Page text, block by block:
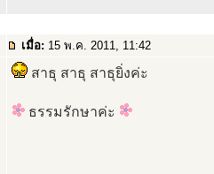
เมื่อ: 15 พ.ค. 2011, 11:42
สาธุ สาธุ สาธุยิ่งค่ะ
ธรรมรักษาค่ะ